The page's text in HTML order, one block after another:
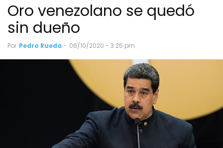
Oro venezolano se quedó
sin dueño
Por Pedro Rueda - 06/10/2020 - 3:25 pm